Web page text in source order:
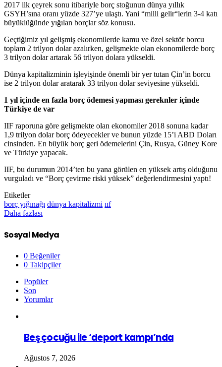
2017 ilk çeyrek sonu itibariyle borç stoğunun dünya yıllık
GSYH’sına oranı yüzde 327’ye ulaştı. Yani “milli gelir“lerin 3-4 katı
büyüklüğünde yığılan borçlar söz konusu.
Geçtiğimiz yıl gelişmiş ekonomilerde kamu ve özel sektör borcu
toplam 2 trilyon dolar azalırken, gelişmekte olan ekonomilerde borç
3 trilyon dolar artarak 56 trilyon dolara yükseldi.
Dünya kapitalizminin işleyişinde önemli bir yer tutan Çin’in borcu
ise 2 trilyon dolar aratarak 33 trilyon dolar seviyesine yükseldi.
1 yıl içinde en fazla borç ödemesi yapması gereknler içinde
Türkiye de var
IIF raporuna göre gelişmekte olan ekonomiler 2018 sonuna kadar
1,9 trilyon dolar borç ödeyecekler ve bunun yüzde 15’i ABD Doları
cinsinden. En büyük borç geri ödemelerini Çin, Rusya, Güney Kore
ve Türkiye yapacak.
IIF, bu durumun 2014’ten bu yana görülen en yüksek artış olduğunu
vurguladı ve “Borç çevirme riski yüksek” değerlendirmesini yaptı!
Etiketler
borç yığınağı dünya kapitalizmi ııf
Daha fazlası
Sosyal Medya
0 Beğeniler
0 Takipçiler
Popüler
Son
Yorumlar
Beş çocuğu ile ‘deport kampı’nda
Ağustos 7, 2026